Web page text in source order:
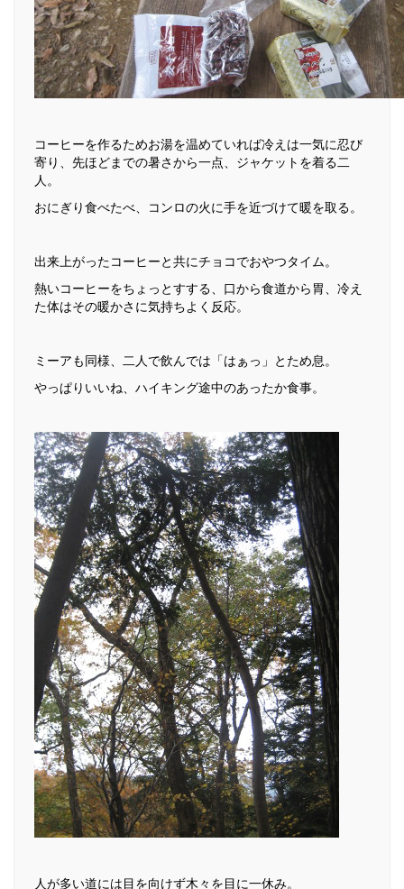
コーヒーを作るためお湯を温めていれば冷えは一気に忍び
寄り、先ほどまでの暑さから一点、ジャケットを着る二
人。
おにぎり食べたべ、コンロの火に手を近づけて暖を取る。
出来上がったコーヒーと共にチョコでおやつタイム。
熱いコーヒーをちょっとすする、口から食道から胃、冷え
た体はその暖かさに気持ちよく反応。
ミーアも同様、二人で飲んでは「はぁっ」とため息。
やっぱりいいね、ハイキング途中のあったか食事。
人が多い道には目を向けず木々を目に一休み。